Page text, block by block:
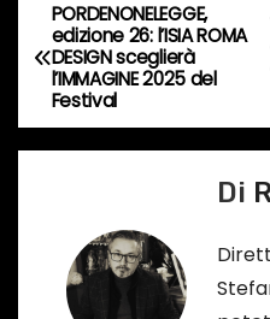
n
c
o
r
s
N
a
v
PORDENONELEGGE,
edizione 26: l’ISIA ROMA
DESIGN sceglierà
l’IMMAGINE 2025 del
Festival
Di